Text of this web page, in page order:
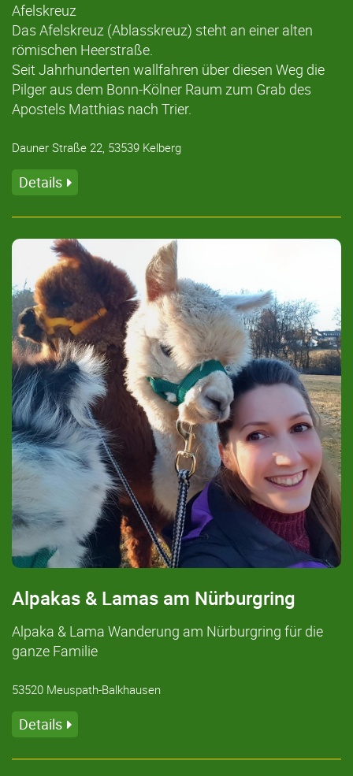
Afelskreuz
Das Afelskreuz (Ablasskreuz) steht an einer alten
römischen Heerstraße.
Seit Jahrhunderten wallfahren über diesen Weg die
Pilger aus dem Bonn-Kölner Raum zum Grab des
Apostels Matthias nach Trier.
Dauner Straße 22, 53539 Kelberg
Details
Alpakas & Lamas am Nürburgring
Alpaka & Lama Wanderung am Nürburgring für die
ganze Familie
53520 Meuspath-Balkhausen
Details